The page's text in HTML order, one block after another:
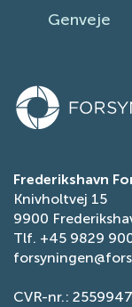
Skift
Ansøg om
Få
Ansøg om
Indberet fejl
Genveje
Frederikshavn
Knivholtvej 15
9900
Tlf. +45 9829
CVR-nr.: